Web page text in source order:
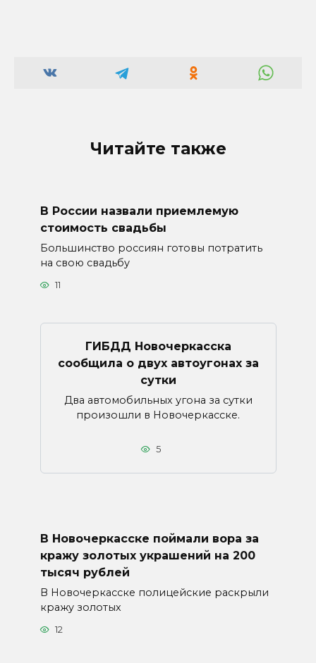
Читайте также
В России назвали приемлемую
стоимость свадьбы
Большинство россиян готовы потратить
на свою свадьбу
11
ГИБДД Новочеркасска
сообщила о двух автоугонах за
сутки
Два автомобильных угона за сутки
произошли в Новочеркасске.
5
В Новочеркасске поймали вора за
кражу золотых украшений на 200
тысяч рублей
В Новочеркасске полицейские раскрыли
кражу золотых
12